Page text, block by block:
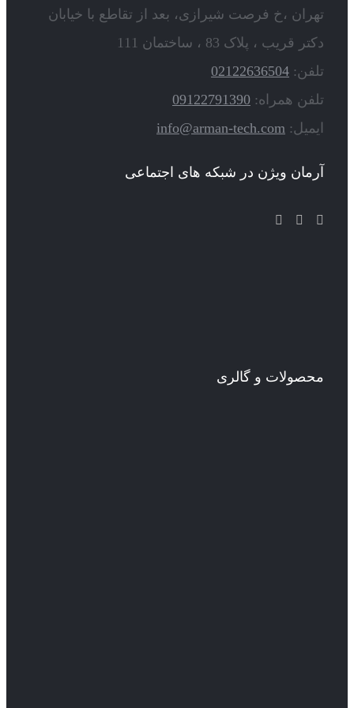
تهران ،خ فرصت شیرازی، بعد از تقاطع با خیابان
دکتر قریب ، پلاک 83 ، ساختمان 111
تلفن: 02122636504
تلفن همراه: 09122791390
ایمیل: info@arman-tech.com
آرمان ویژن در شبکه های اجتماعی
محصولات و گالری